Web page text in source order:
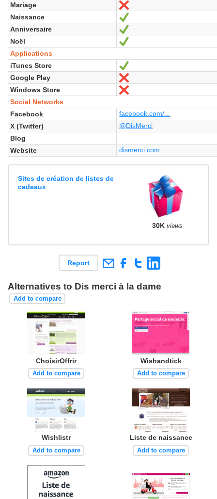
Mariage
No
Naissance
Yes
Anniversaire
Noël
Yes
Applications
iTunes Store
Yes
Google Play
No
Windows Store
No
Social Networks
Facebook
facebook.com/...
X (Twitter)
@DisMerci
Blog
Website
dismerci.com
Sites de création de listes de
cadeaux
30K views
Report
Alternatives to Dis merci à la dame
Add to compare
ChoisirOffrir
Add to compare
Wishandtick
Add to compare
Wishlistr
Add to compare
Liste de naissance
Add to compare